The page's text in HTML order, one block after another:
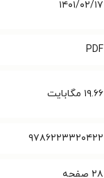
۱۴۰۱/۰۲/۱۷
PDF
۱۹.۶۶ مگابایت
۹۷۸۶۲۲۳۳۲۰۴۲۲
۲۸ صفحه